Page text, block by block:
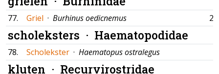
77. Griel · Burhinus oedicnemus
scholeksters · Haematopodidae
78. Scholekster · Haematopus ostralegus
kluten · Recurvirostridae